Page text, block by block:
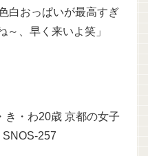
白おっぱいが最高すぎ
～、早く来いよ笑」
き・わ20歳 京都の女子
257